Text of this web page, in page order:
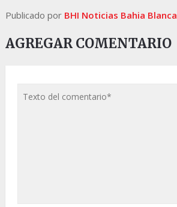
Publicado por BHI Noticias Bahia Blanca
AGREGAR COMENTARIO